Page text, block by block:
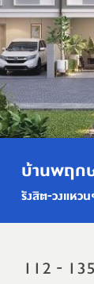
บ้านพฤก
รังสิต-วงแหว
112 -